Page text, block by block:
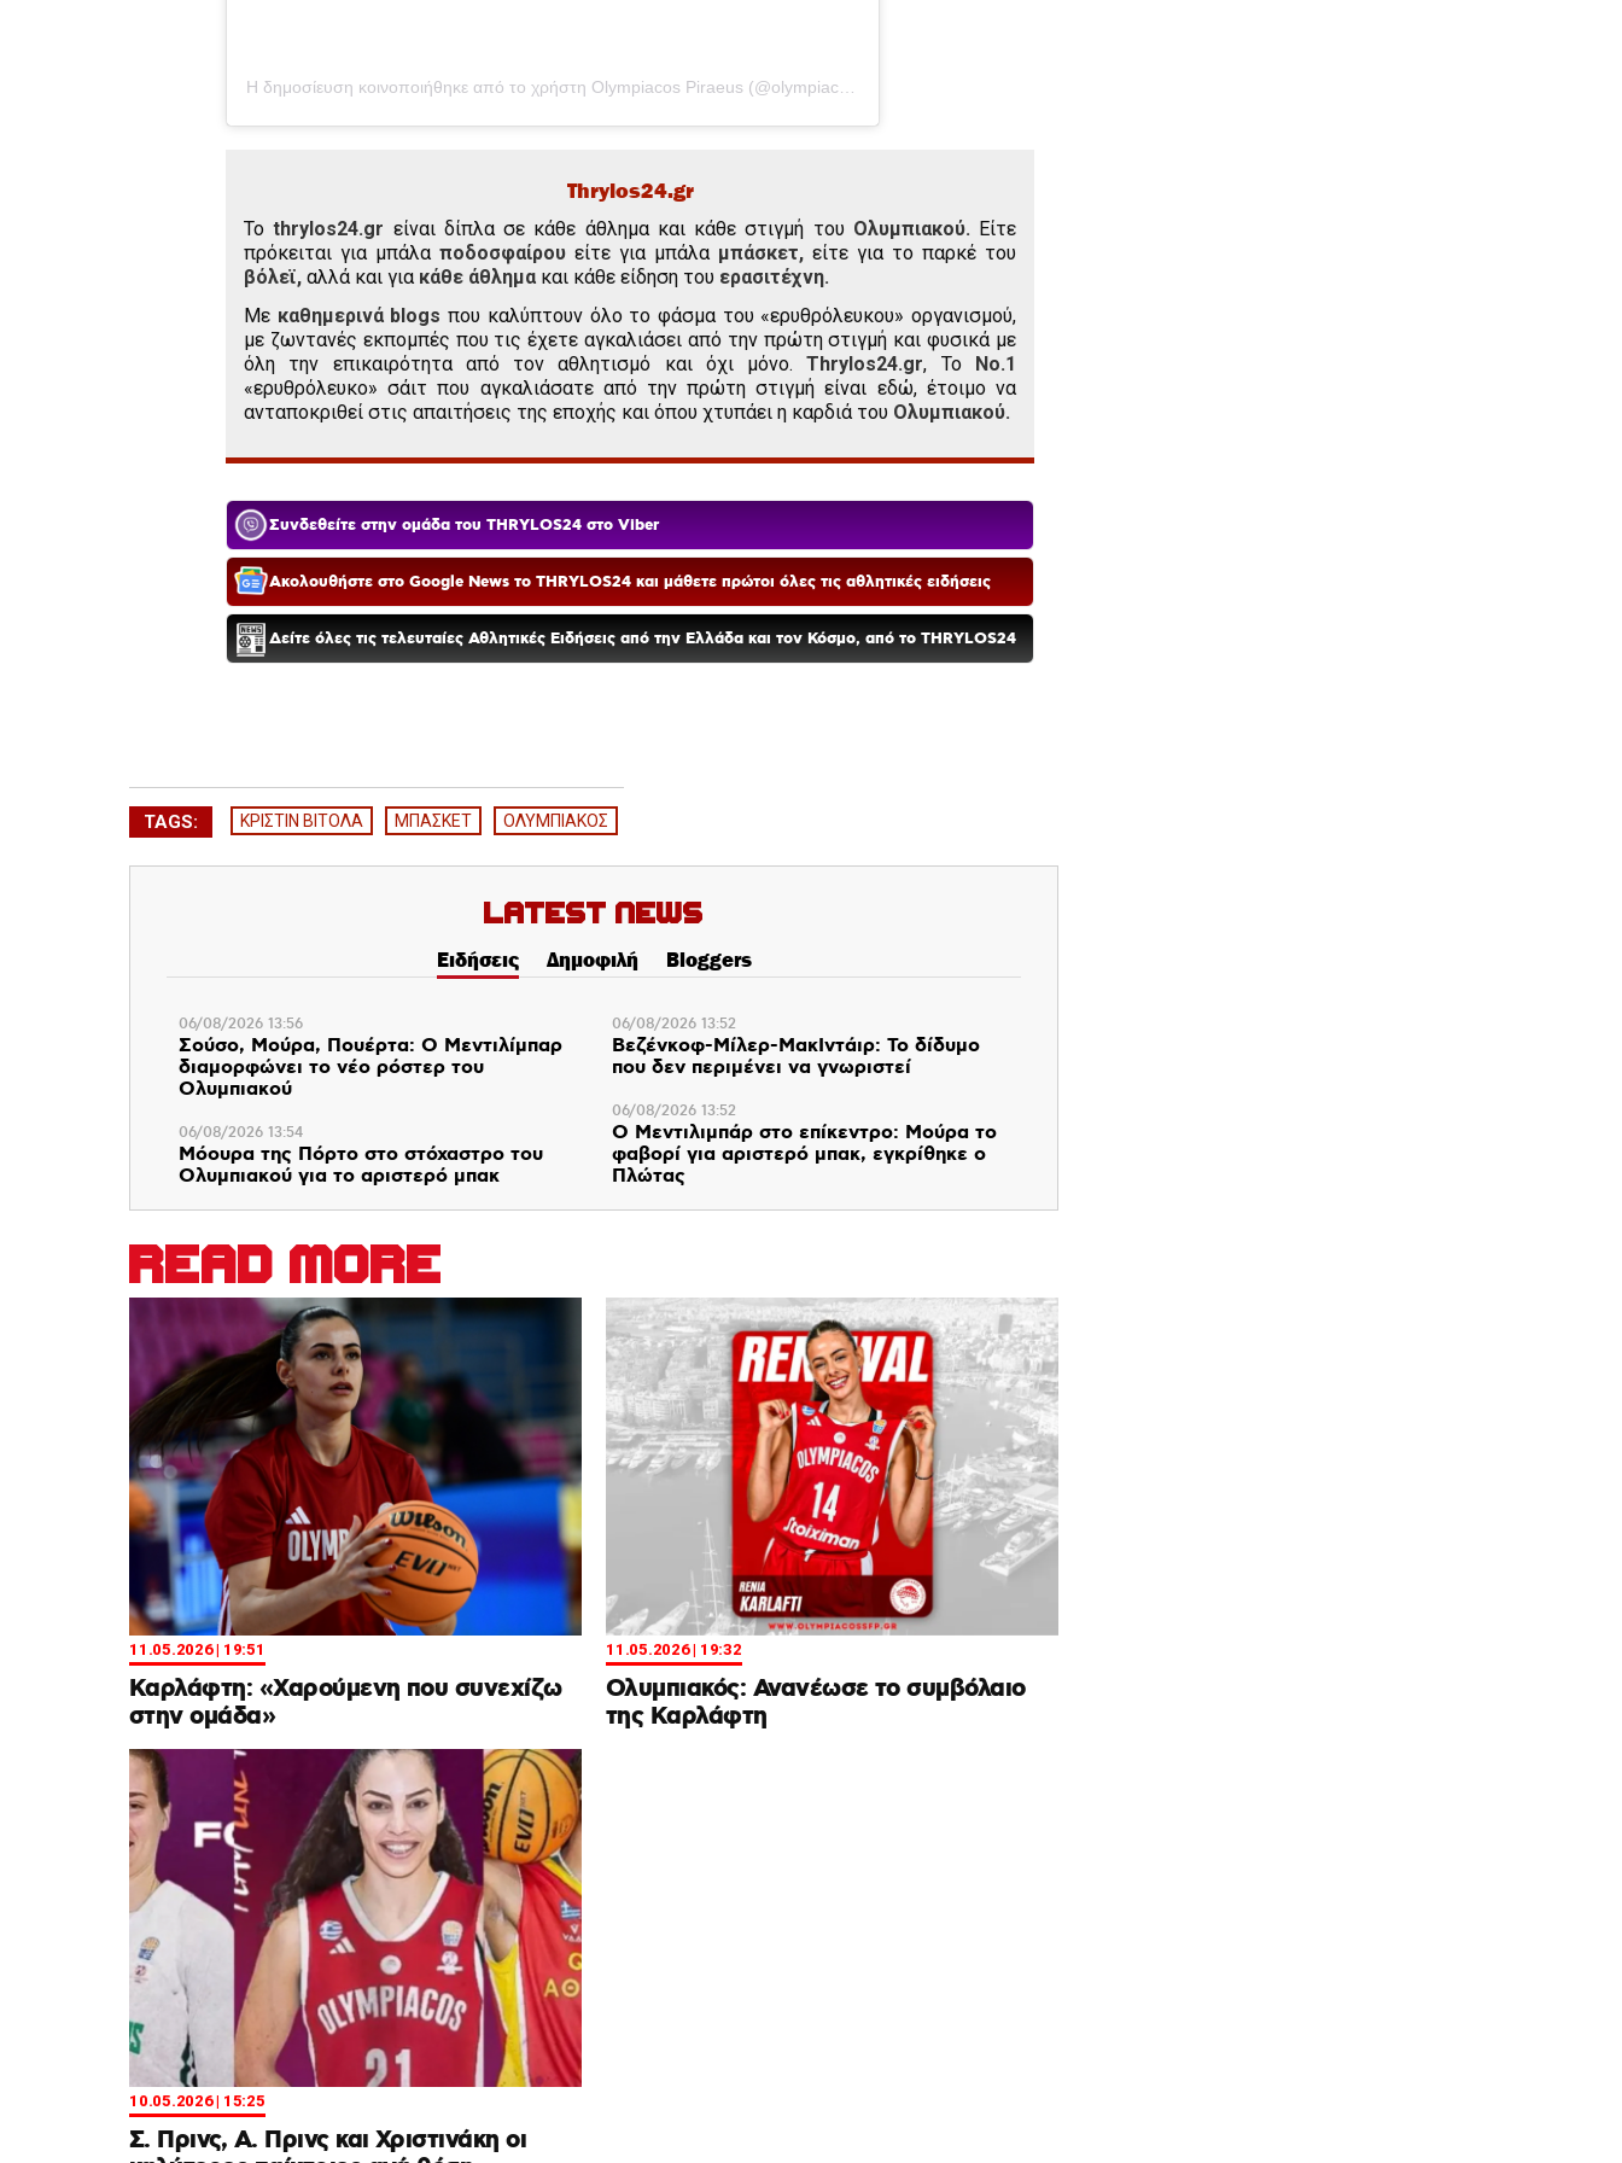
Thrylos24.gr
Tothrylos24.gr είναι δίπλα σε κάθε άθλημα και κάθε στιγμή του Ολυμπιακού. Είτε
πρόκειται για μπάλα ποδοσφαίρου είτε για μπάλα μπάσκετ, είτε για το παρκέ του
βόλεϊ, αλλά και για κάθε άθλημα και κάθε είδηση του ερασιτέχνη.
Με καθημερινά blogs που καλύπτουν όλο το φάσμα του «ερυθρόλευκου» οργανισμού,
με ζωντανές εκπομπές που τις έχετε αγκαλιάσει από την πρώτη στιγμή και φυσικά με
όλη την επικαιρότητα από τον αθλητισμό και όχι μόνο.Thrylos24.gr, Το Νο.1
«ερυθρόλευκο» σάιτ που αγκαλιάσατε από την πρώτη στιγμή είναι εδώ, έτοιμο να
ανταποκριθεί στις απαιτήσεις της εποχής και όπου χτυπάει η καρδιά του Ολυμπιακού.
Συνδεθείτε στην ομάδα του THRYLOS24 στο Viber
Ακολουθήστε στο Google News το THRYLOS24 και μάθετε πρώτοι όλες τις αθλητικές ειδήσεις
Δείτε όλες τις τελευταίες Αθλητικές Ειδήσεις από την Ελλάδα και τον Κόσμο, από το THRYLOS24
TAGS: ΚΡΙΣΤΙΝ ΒΙΤΟΛΑ ΜΠΑΣΚΕΤ ΟΛΥΜΠΙΑΚΟΣ
Latest News
Ειδήσεις Δημοφιλή Bloggers
06/08/2026 13:56
Σούσο, Μούρα, Πουέρτα: Ο Μεντιλίμπαρ
διαμορφώνει το νέο ρόστερ του
Ολυμπιακού
06/08/2026 13:54
Μόουρα της Πόρτο στο στόχαστρο του
Ολυμπιακού για το αριστερό μπακ
06/08/2026 13:52
Βεζένκοφ-Μίλερ-ΜακΙντάιρ: Το δίδυμο
που δεν περιμένει να γνωριστεί
06/08/2026 13:52
Ο Μεντιλιμπάρ στο επίκεντρο: Μούρα το
φαβορί για αριστερό μπακ, εγκρίθηκε ο
Πλώτας
READ MORE
11.05.2026 | 19:51
Καρλάφτη: «Χαρούμενη που συνεχίζω
στην ομάδα»
11.05.2026 | 19:32
Ολυμπιακός: Ανανέωσε το συμβόλαιο
της Καρλάφτη
10.05.2026 | 15:25
Σ. Πρινς, Α. Πρινς και Χριστινάκη οι